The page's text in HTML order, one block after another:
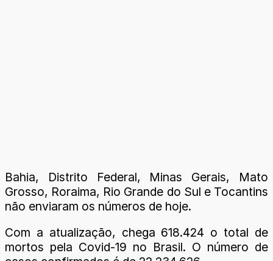
Bahia, Distrito Federal, Minas Gerais, Mato
Grosso, Roraima, Rio Grande do Sul e Tocantins
não enviaram os números de hoje.
Com a atualização, chega 618.424 o total de
mortos pela Covid-19 no Brasil. O número de